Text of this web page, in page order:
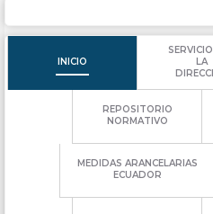
INICIO
LA
REPOSITORIO
NORMATIVO
MEDIDAS ARANCELARIAS
ECUADOR